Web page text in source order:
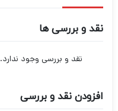
نقد و بررسی ها
نقد و بررسی وجود ندارد.
افزودن نقد و بررسی